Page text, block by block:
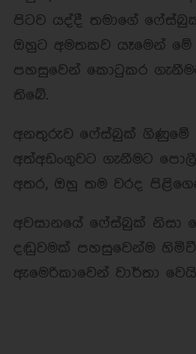
පිටව යද්දී තමාගේ
ඔහුට අමතකව යෑමෙන්
පහසුවෙන් කොටුකර
තිබේ.
අනතුරුව ෆේස්බුක් ගිණුමේ
අත්අඩංගුවට ගැනීමට
අතර, ඔහු තම වරද
අවසානයේ ෆේස්බුක් නිසා
දඬුවමක් පහසුවෙන්ම
ඇමෙරිකාවෙන් වාර්තා